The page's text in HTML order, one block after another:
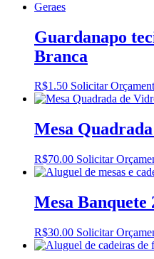
Guardanapo
Branca
R$1.50 Solicitar
Mesa
R$70.00 Solicitar
Mesa Banquete
R$30.00 Solicitar